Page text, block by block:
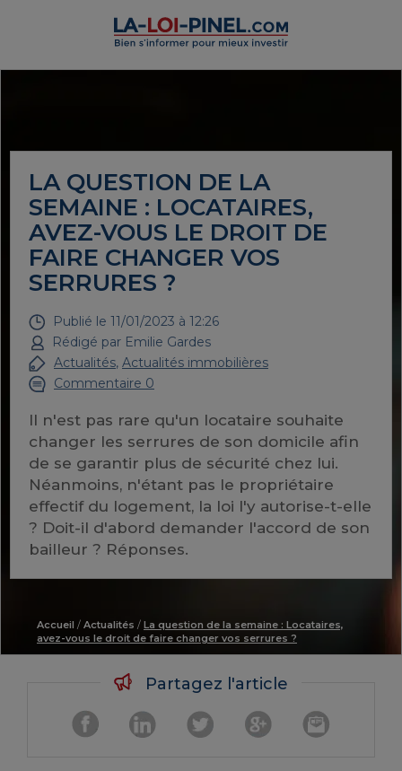
LA QUESTION DE LA
SEMAINE : LOCATAIRES,
AVEZ-VOUS LE DROIT DE
FAIRE CHANGER VOS
SERRURES ?
Publié le 11/01/2023 à 12:26
Rédigé par Emilie Gardes
Actualités, Actualités immobilières
Commentaire 0
Il n'est pas rare qu'un locataire souhaite
changer les serrures de son domicile afin
de se garantir plus de sécurité chez lui.
Néanmoins, n'étant pas le propriétaire
effectif du logement, la loi l'y autorise-t-elle
? Doit-il d'abord demander l'accord de son
bailleur ? Réponses.
Accueil / Actualités / La question de la semaine : Locataires,
avez-vous le droit de faire changer vos serrures ?
Partagez l'article